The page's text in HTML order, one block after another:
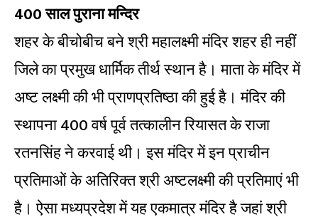
400 साल पुराना मन्दिर
शहर के बीचोबीच बने श्री महालक्ष्मी मंदिर शहर ही नहीं
जिले का प्रमुख धार्मिक तीर्थ स्थान है। माता के मंदिर में
अष्ट लक्ष्मी की भी प्राणप्रतिष्ठा की हुई है। मंदिर की
स्थापना 400 वर्ष पूर्व तत्कालीन रियासत के राजा
रतनसिंह ने करवाई थी। इस मंदिर में इन प्राचीन
प्रतिमाओं के अतिरिक्त श्री अष्टलक्ष्मी की प्रतिमाएं भी
है। ऐसा मध्यप्रदेश में यह एकमात्र मंदिर है जहां श्री